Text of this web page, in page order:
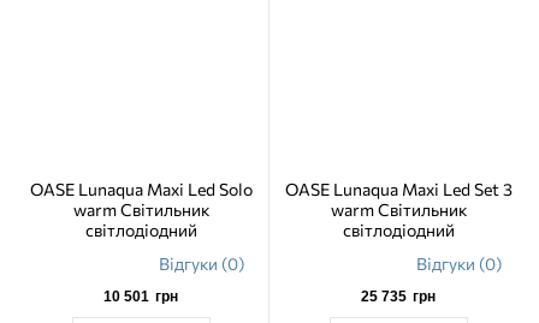
OASE Lunaqua Maxi Led Solo
warm Світильник
світлодіодний
Відгуки (0)
10 501 грн
OASE Lunaqua Maxi Led Set 3
warm Світильник
світлодіодний
Відгуки (0)
25 735 грн